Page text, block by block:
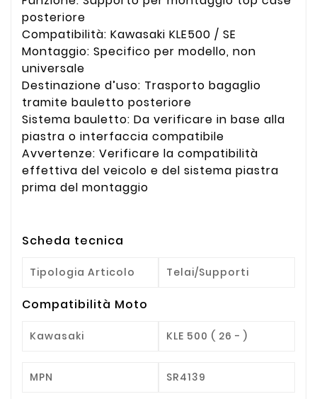
posteriore
Compatibilità: Kawasaki KLE500 / SE
Montaggio: Specifico per modello, non
universale
Destinazione d’uso: Trasporto bagaglio
tramite bauletto posteriore
Sistema bauletto: Da verificare in base alla
piastra o interfaccia compatibile
Avvertenze: Verificare la compatibilità
effettiva del veicolo e del sistema piastra
prima del montaggio
Scheda tecnica
Tipologia Articolo Telai/Supporti
Compatibilità Moto
Kawasaki KLE 500 ( 26 - )
MPN SR4139